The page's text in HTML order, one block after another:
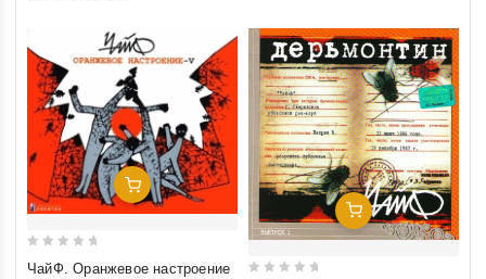
Добавить В Корзину
ЧайФ. Оранжевое настроение
Добавить В Корзину